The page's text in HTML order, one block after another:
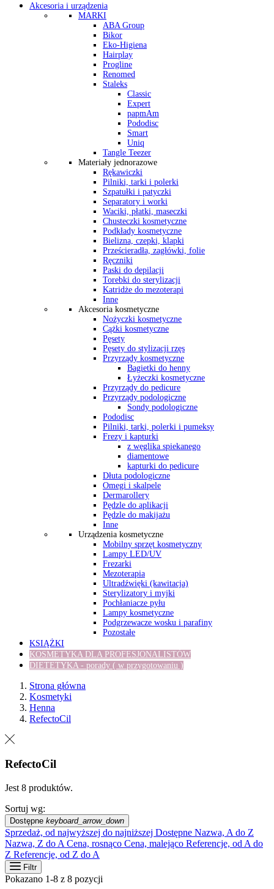
Akcesoria i urządzenia
MARKI
ABA Group
Bikor
Eko-Higiena
Hairplay
Progline
Renomed
Staleks
Classic
Expert
papmAm
Pododisc
Smart
Uniq
Tangle Teezer
Materiały jednorazowe
Rękawiczki
Pilniki, tarki i polerki
Szpatułki i patyczki
Separatory i worki
Waciki, płatki, maseczki
Chusteczki kosmetyczne
Podkłady kosmetyczne
Bielizna, czepki, klapki
Prześcieradła, zagłówki, folie
Ręczniki
Paski do depilacji
Torebki do sterylizacji
Katridże do mezoterapi
Inne
Akcesoria kosmetyczne
Nożyczki kosmetyczne
Cążki kosmetyczne
Pęsety
Pęsety do stylizacji rzęs
Przyrządy kosmetyczne
Bagietki do henny
Łyżeczki kosmetyczne
Przyrządy do pedicure
Przyrządy podologiczne
Sondy podologiczne
Pododisc
Pilniki, tarki, polerki i pumeksy
Frezy i kapturki
z węglika spiekanego
diamentowe
kapturki do pedicure
Dłuta podologiczne
Omegi i skalpele
Dermarollery
Pędzle do aplikacji
Pędzle do makijażu
Inne
Urządzenia kosmetyczne
Mobilny sprzęt kosmetyczny
Lampy LED/UV
Frezarki
Mezoterapia
Ultradźwięki (kawitacja)
Sterylizatory i myjki
Pochłaniacze pyłu
Lampy kosmetyczne
Podgrzewacze wosku i parafiny
Pozostałe
KSIĄŻKI
KOSMETYKA DLA PROFESJONALISTÓW
DIETETYKA - porady ( w przygotowaniu )
Strona główna
Kosmetyki
Henna
RefectoCil
RefectoCil
Jest 8 produktów.
Sortuj wg:
Dostępne keyboard_arrow_down
Sprzedaż, od najwyższej do najniższej Dostępne Nazwa, A do Z
Nazwa, Z do A Cena, rosnąco Cena, malejąco Referencje, od A do
Z Referencje, od Z do A
Filtr
Pokazano 1-8 z 8 pozycji